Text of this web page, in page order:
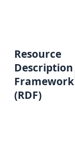
Resource
Description
Framework
(RDF)